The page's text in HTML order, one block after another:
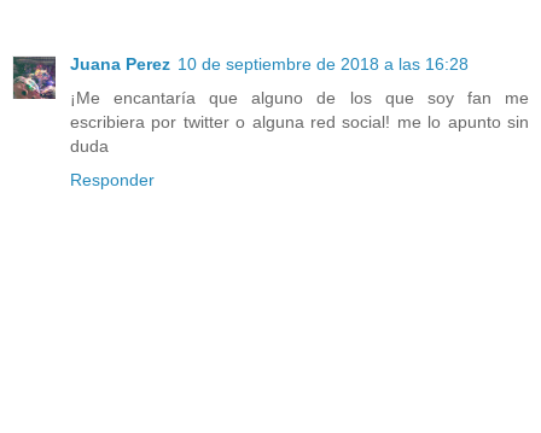
Juana Perez 10 de septiembre de 2018 a las 16:28
¡Me encantaría que alguno de los que soy fan me
escribiera por twitter o alguna red social! me lo apunto sin
duda
Responder